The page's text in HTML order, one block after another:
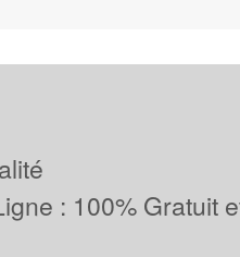
: 100% Gratuit